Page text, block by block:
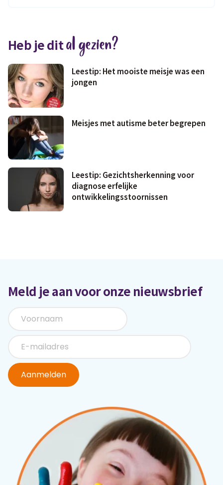
Geld & wetten
Heb je dital gezien?
Leestip: Het mooiste meisje was een
jongen
Meisjes met autisme beter begrepen
Leestip: Gezichtsherkenning voor
diagnose erfelijke
ontwikkelingsstoornissen
Meld je aan voor onze nieuwsbrief
Aanmelden